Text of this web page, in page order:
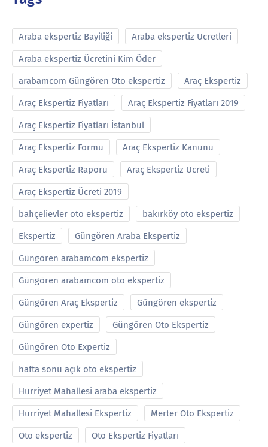
Araba ekspertiz Bayiliği Araba ekspertiz Ucretleri
Araba ekspertiz Ücretini Kim Öder
arabamcom Güngören Oto ekspertiz Araç Ekspertiz
Araç Ekspertiz Fiyatları Araç Ekspertiz Fiyatları 2019
Araç Ekspertiz Fiyatları İstanbul
Araç Ekspertiz Formu Araç Ekspertiz Kanunu
Araç Ekspertiz Raporu Araç Ekspertiz Ucreti
Araç Ekspertiz Ücreti 2019
bahçelievler oto ekspertiz bakırköy oto ekspertiz
Ekspertiz Güngören Araba Ekspertiz
Güngören arabamcom ekspertiz
Güngören arabamcom oto ekspertiz
Güngören Araç Ekspertiz Güngören ekspertiz
Güngören expertiz Güngören Oto Ekspertiz
Güngören Oto Expertiz
hafta sonu açık oto ekspertiz
Hürriyet Mahallesi araba ekspertiz
Hürriyet Mahallesi Ekspertiz Merter Oto Ekspertiz
Oto ekspertiz Oto Ekspertiz Fiyatları